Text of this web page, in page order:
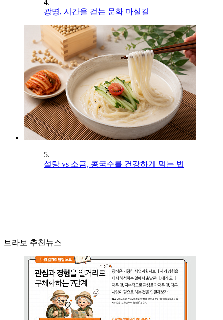
4.
광명, 시간을 걷는 문화 마실길
5.
설탕 vs 소금, 콩국수를 건강하게 먹는 법
브라보 추천뉴스